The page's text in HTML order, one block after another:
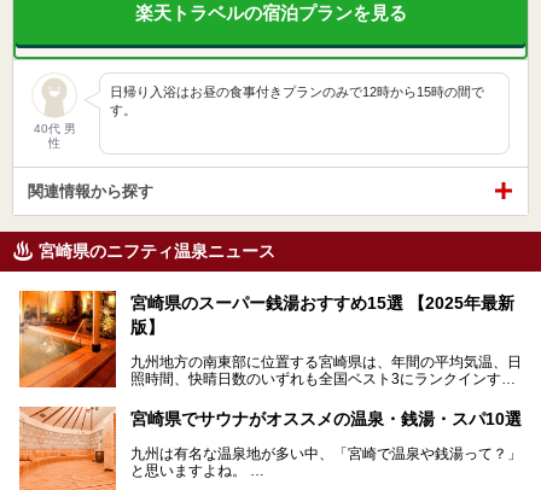
楽天トラベルの宿泊プランを見る
40代 男
性
日帰り入浴はお昼の食事付きプランのみで12時から15時の間で
す。
関連情報から探す
宮崎県のニフティ温泉ニュース
宮崎県のスーパー銭湯おすすめ15選 【2025年最新
版】
九州地方の南東部に位置する宮崎県は、年間の平均気温、日
照時間、快晴日数のいずれも全国ベスト3にランクインする
青空が彩る、鮮やかな自然の景観が魅力です。断崖と滝が神
秘的な高千穂峡や、「鬼の洗濯板」と呼ばれる岩に囲まれた
青島、霧島連山を望むえびの高原、青い空と海が続く日南海
岸など、自然を満喫できる見どころは県内全域に広がってい
ます。
宮崎県でサウナがオススメの温泉・銭湯・スパ10選
九州は有名な温泉地が多い中、「宮崎で温泉や銭湯って？」
と思いますよね。